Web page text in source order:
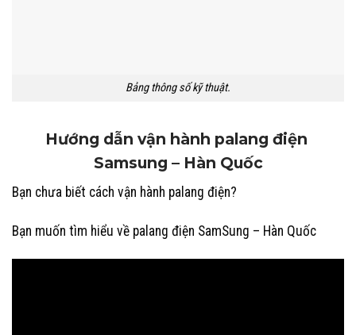
Bảng thông số kỹ thuật.
Hướng dẫn vận hành palang điện
Samsung – Hàn Quốc
Bạn chưa biết cách vận hành palang điện?
Bạn muốn tìm hiểu về palang điện SamSung – Hàn Quốc